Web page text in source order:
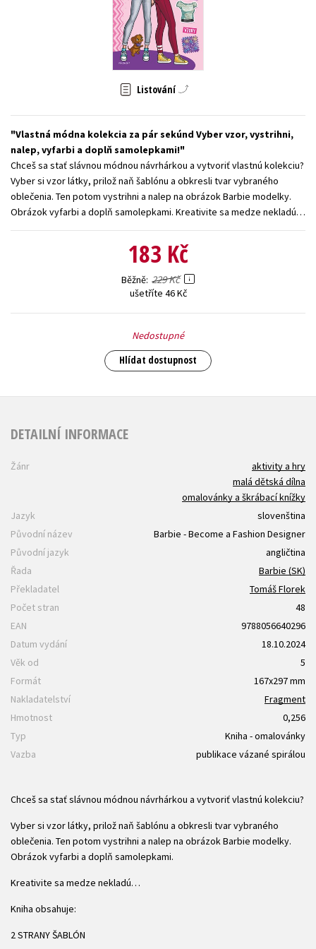
Zahraniční literatura
Všechny tituly
Listování
Vlastná módna kolekcia za pár sekúnd Vyber vzor, vystrihni,
nalep, vyfarbi a doplň samolepkami!
Chceš sa stať slávnou módnou návrhárkou a vytvoriť vlastnú kolekciu?
Vyber si vzor látky, prilož naň šablónu a obkresli tvar vybraného
oblečenia. Ten potom vystrihni a nalep na obrázok Barbie modelky.
Obrázok vyfarbi a doplň samolepkami. Kreativite sa medze nekladú…
183 Kč
Běžně 229 Kč
ušetříte 46 Kč
Nedostupné
Hlídat dostupnost
DETAILNÍ INFORMACE
Žánr
aktivity a hry
malá dětská dílna
omalovánky a škrábací knížky
Jazyk
slovenština
Původní název
Barbie - Become a Fashion Designer
Původní jazyk
angličtina
Řada
Barbie (SK)
Překladatel
Tomáš Florek
Počet stran
48
EAN
9788056640296
Datum vydání
18.10.2024
Věk od
5
Formát
167x297 mm
Nakladatelství
Fragment
Hmotnost
0,256
Typ
Kniha - omalovánky
Vazba
publikace vázané spirálou
Chceš sa stať slávnou módnou návrhárkou a vytvoriť vlastnú kolekciu?
Vyber si vzor látky, prilož naň šablónu a obkresli tvar vybraného
oblečenia. Ten potom vystrihni a nalep na obrázok Barbie modelky.
Obrázok vyfarbi a doplň samolepkami.
Kreativite sa medze nekladú…
Kniha obsahuje:
2 STRANY ŠABLÓN